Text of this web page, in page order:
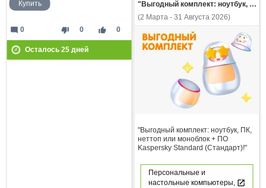
Купить
thumb_down 0 thumb_up 0
mode_comment 0
Осталось 25дней
"Выгодный комплект: ноутбук, ПК, неттоп или моноблок + ПО Kaspersky Standard (Стандарт)!"
(2 Марта - 31 Августа 2026)
"Выгодный комплект: ноутбук, ПК,
неттоп или моноблок + ПО
Kaspersky Standard (Стандарт)!"
Персональные и
настольные компьютеры,